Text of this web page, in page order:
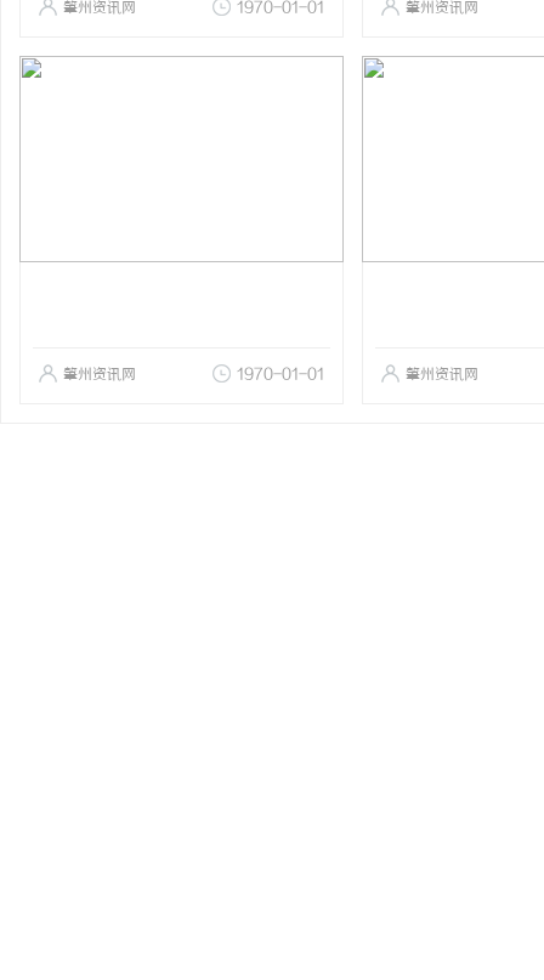
肇州资讯网 1970-01-01 肇州资讯网
肇州资讯网 1970-01-01 肇州资讯网